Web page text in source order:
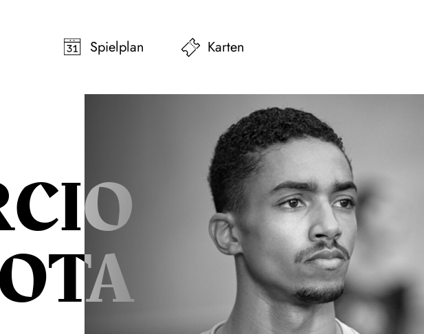
Spielplan
Karten